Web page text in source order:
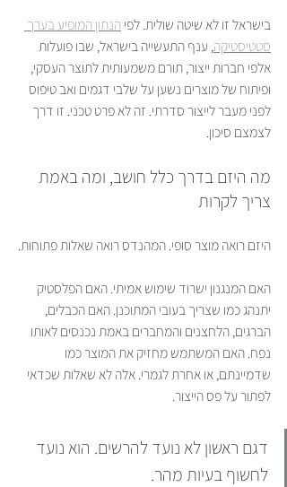
בישראל זו לא שיטה שולית. לפי הנתון המופיע בערך
סטטיסטיקה, ענף התעשייה בישראל, שבו פועלות
אלפי חברות ייצור, תורם משמעותית לתוצר העסקי,
ופיתוח של מוצרים נשען על שלבי דגמים ואב טיפוס
לפני מעבר לייצור סדרתי. זה לא פרט טכני. זו דרך
לצמצם סיכון.
מה היזם בדרך כלל חושב, ומה באמת
צריך לקרות
היזם רואה מוצר סופי. המהנדס רואה שאלות פתוחות.
האם המנגנון ישרוד שימוש אמיתי. האם הפלסטיק
יתנהג כמו שצריך בעובי המתוכנן. האם הכבלים,
הברגים, הלחצנים והמחברים באמת נכנסים לאותו
נפח. האם המשתמש מחזיק את המוצר כמו
שדמיינתם, או אחרת לגמרי. אלה לא שאלות שכדאי
לפתור על פס הייצור.
דגם ראשון לא נועד להרשים. הוא נועד
לחשוף בעיות מהר.